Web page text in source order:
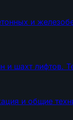
и
шахт лифтов.
и общие